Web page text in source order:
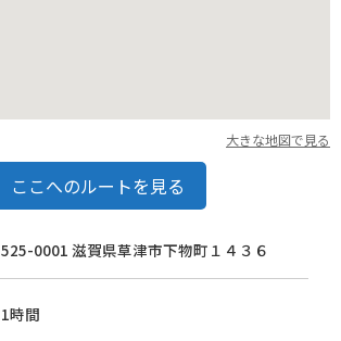
大きな地図で見る
ここへのルートを見る
525-0001 滋賀県草津市下物町１４３６
1時間